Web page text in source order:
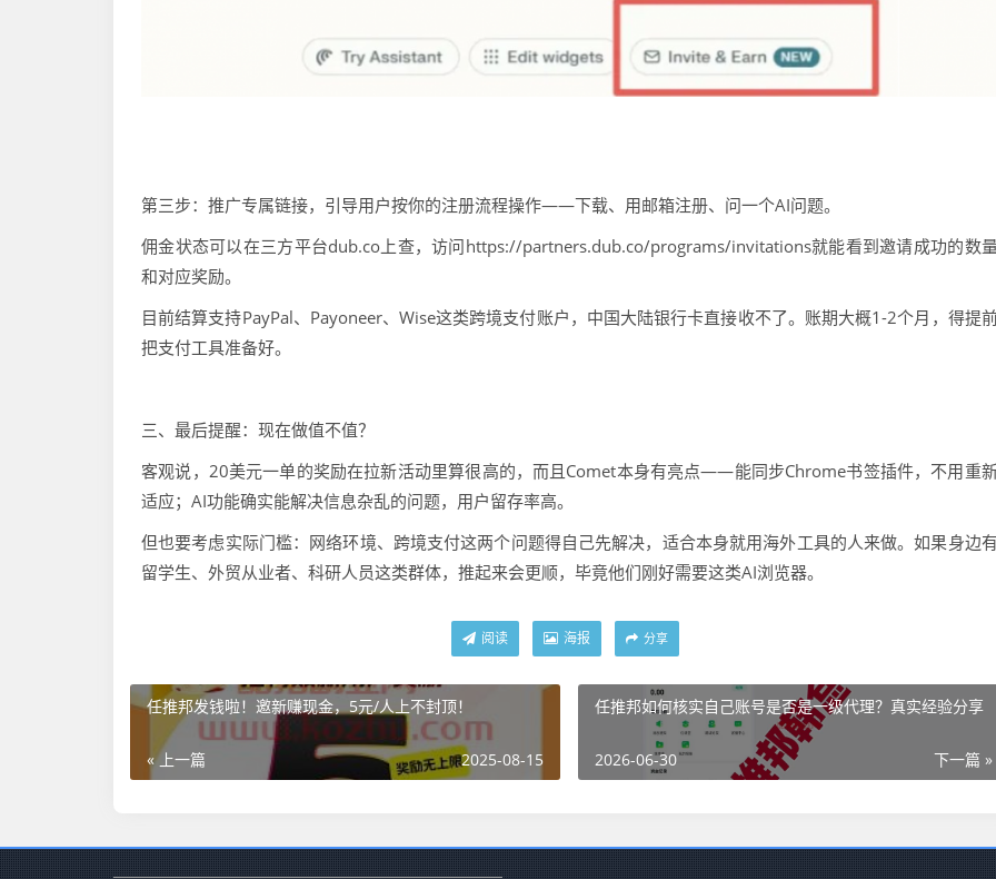
第三步：推广专属链接，引导用户按你的注册流程操作——下载、用邮箱注册、问一个AI问题。
佣金状态可以在三方平台dub.co上查，访问https://partners.dub.co/programs/invitations就能看到邀请成功的数
和对应奖励。
目前结算支持PayPal、Payoneer、Wise这类跨境支付账户，中国大陆银行卡直接收不了。账期大概1-2个月，得提
把支付工具准备好。
三、最后提醒：现在做值不值？
客观说，20美元一单的奖励在拉新活动里算很高的，而且Comet本身有亮点——能同步Chrome书签插件，不用重
适应；AI功能确实能解决信息杂乱的问题，用户留存率高。
但也要考虑实际门槛：网络环境、跨境支付这两个问题得自己先解决，适合本身就用海外工具的人来做。如果身边
留学生、外贸从业者、科研人员这类群体，推起来会更顺，毕竟他们刚好需要这类AI浏览器。
阅读 海报 分享
任推邦发钱啦！邀新赚现金，5元/人上不封顶！
« 上一篇 2025-08-15
任推邦如何核实自己账号是否是一级代理？真实经验分享
下一篇 »
2026-06-30